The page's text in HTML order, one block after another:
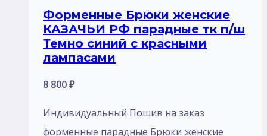
Форменные Брюки женские
КАЗАЧЬИ РФ парадные тк п/ш
Темно синий с красными
лампасами
8 800₽
Индивидуальный Пошив на заказ
форменные парадные Брюки женские